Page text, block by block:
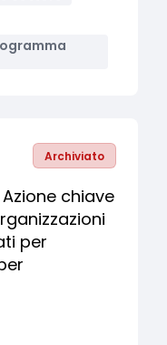
Archiviato
chiave
per